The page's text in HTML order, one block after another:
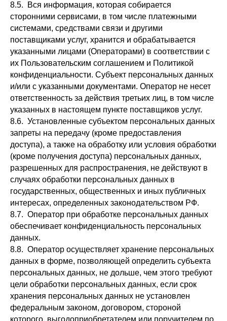
8.5. Вся информация, которая собирается
сторонними сервисами, в том числе платежными
системами, средствами связи и другими
поставщиками услуг, хранится и обрабатывается
указанными лицами (Операторами) в соответствии с
их Пользовательским соглашением и Политикой
конфиденциальности. Субъект персональных данных
и/или с указанными документами. Оператор не несет
ответственность за действия третьих лиц, в том числе
указанных в настоящем пункте поставщиков услуг.
8.6. Установленные субъектом персональных данных
запреты на передачу (кроме предоставления
доступа), а также на обработку или условия обработки
(кроме получения доступа) персональных данных,
разрешенных для распространения, не действуют в
случаях обработки персональных данных в
государственных, общественных и иных публичных
интересах, определенных законодательством РФ.
8.7. Оператор при обработке персональных данных
обеспечивает конфиденциальность персональных
данных.
8.8. Оператор осуществляет хранение персональных
данных в форме, позволяющей определить субъекта
персональных данных, не дольше, чем этого требуют
цели обработки персональных данных, если срок
хранения персональных данных не установлен
федеральным законом, договором, стороной
которого, выгодоприобретателем или поручителем по